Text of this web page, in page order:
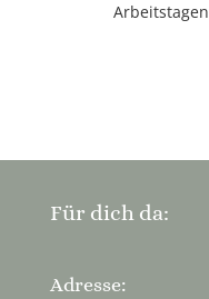
Arbeitstagen
Für dich da:
Adresse: